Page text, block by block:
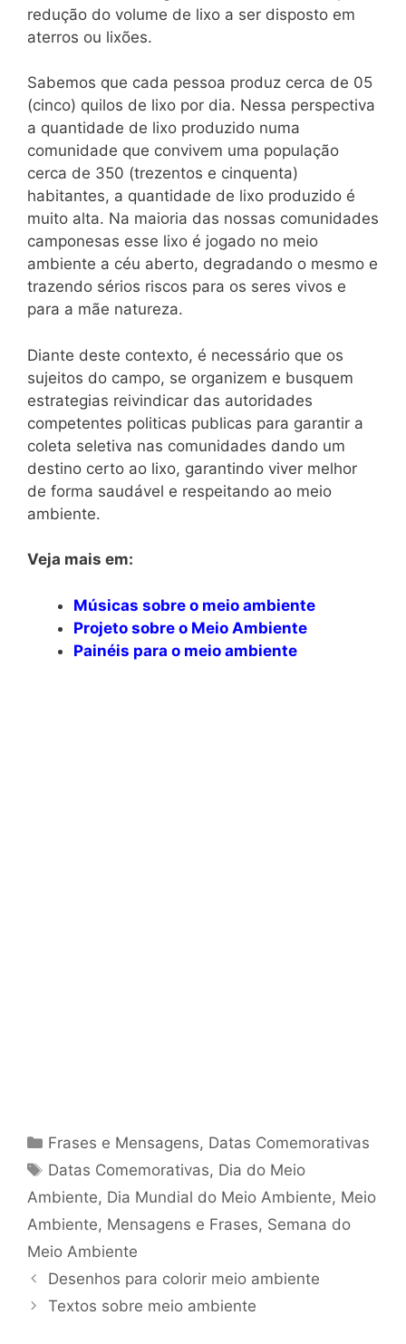
redução do volume de lixo a ser disposto em
aterros ou lixões.
Sabemos que cada pessoa produz cerca de 05
(cinco) quilos de lixo por dia. Nessa perspectiva
a quantidade de lixo produzido numa
comunidade que convivem uma população
cerca de 350 (trezentos e cinquenta)
habitantes, a quantidade de lixo produzido é
muito alta. Na maioria das nossas comunidades
camponesas esse lixo é jogado no meio
ambiente a céu aberto, degradando o mesmo e
trazendo sérios riscos para os seres vivos e
para a mãe natureza.
Diante deste contexto, é necessário que os
sujeitos do campo, se organizem e busquem
estrategias reivindicar das autoridades
competentes politicas publicas para garantir a
coleta seletiva nas comunidades dando um
destino certo ao lixo, garantindo viver melhor
de forma saudável e respeitando ao meio
ambiente.
Veja mais em:
Músicas sobre o meio ambiente
Projeto sobre o Meio Ambiente
Painéis para o meio ambiente
Categorias
Frases e Mensagens, Datas Comemorativas
Tags
Datas Comemorativas, Dia do Meio
Ambiente, Dia Mundial do Meio Ambiente, Meio
Ambiente, Mensagens e Frases, Semana do
Meio Ambiente
Desenhos para colorir meio ambiente
Textos sobre meio ambiente